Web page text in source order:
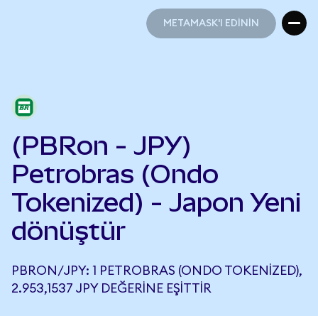
METAMASK'I EDİNİN
(PBRon - JPY)
Petrobras (Ondo
Tokenized) - Japon Yeni
dönüştür
PBRON/JPY: 1 PETROBRAS (ONDO TOKENIZED),
2.953,1537 JPY DEĞERINE EŞITTIR